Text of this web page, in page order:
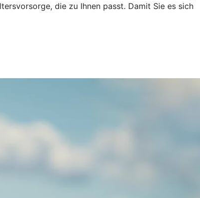
die zu Ihnen passt. Damit Sie es sich